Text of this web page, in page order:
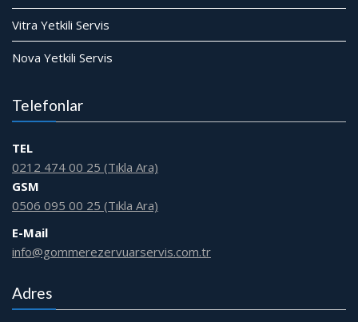
Vitra Yetkili Servis
Nova Yetkili Servis
Telefonlar
TEL
0212 474 00 25 (Tıkla Ara)
GSM
0506 095 00 25 (Tıkla Ara)
E-Mail
info@gommerezervuarservis.com.tr
Adres